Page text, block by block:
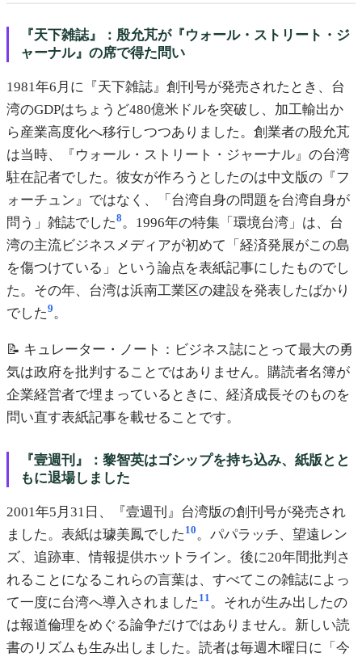
『天下雑誌』：殷允芃が『ウォール・ストリート・ジ
ャーナル』の席で得た問い
1981年6月に『天下雑誌』創刊号が発売されたとき、台
湾のGDPはちょうど480億米ドルを突破し、加工輸出か
ら産業高度化へ移行しつつありました。創業者の殷允芃
は当時、『ウォール・ストリート・ジャーナル』の台湾
駐在記者でした。彼女が作ろうとしたのは中文版の『フ
ォーチュン』ではなく、「台湾自身の問題を台湾自身が
問う」雑誌でした8 。1996年の特集「環境台湾」は、台
湾の主流ビジネスメディアが初めて「経済発展がこの島
を傷つけている」という論点を表紙記事にしたものでし
た。その年、台湾は浜南工業区の建設を発表したばかり
でした9 。
📝 キュレーター・ノート：ビジネス誌にとって最大の勇
気は政府を批判することではありません。購読者名簿が
企業経営者で埋まっているときに、経済成長そのものを
問い直す表紙記事を載せることです。
『壹週刊』：黎智英はゴシップを持ち込み、紙版とと
もに退場しました
2001年5月31日、『壹週刊』台湾版の創刊号が発売され
ました。表紙は璩美鳳でした 10。パパラッチ、望遠レン
ズ、追跡車、情報提供ホットライン。後に20年間批判さ
れることになるこれらの言葉は、すべてこの雑誌によっ
て一度に台湾へ導入されました 11。それが生み出したの
は報道倫理をめぐる論争だけではありません。新しい読
書のリズムも生み出しました。読者は毎週木曜日に「今